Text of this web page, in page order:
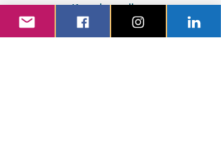
Kontakt medlem
Kontakt företag